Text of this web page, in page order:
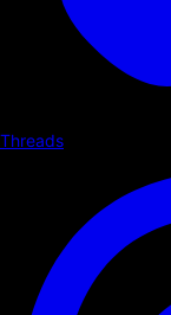
Threads